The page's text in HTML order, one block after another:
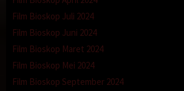
Film Bioskop Juli 2024
Film Bioskop Juni 2024
Film Bioskop Maret 2024
Film Bioskop Mei 2024
Film Bioskop September 2024